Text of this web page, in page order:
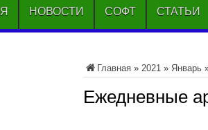
НОВОСТИ СОФТ СТАТЬИ
Главная » 2021 » Январь
Ежедневные